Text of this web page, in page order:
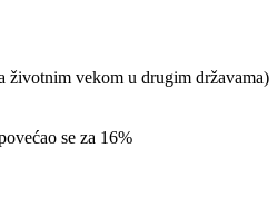
životnim vekom u drugim državama)
se za 16%